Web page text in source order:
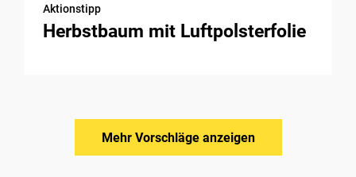
Aktionstipp
Herbstbaum mit Luftpolsterfolie
Mehr Vorschläge anzeigen